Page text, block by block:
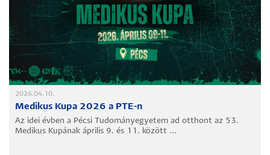
2026.04.10.
Medikus Kupa 2026 a PTE-n
Az idei évben a Pécsi Tudományegyetem ad otthont az 53.
Medikus Kupának április 9. és 11. között ...